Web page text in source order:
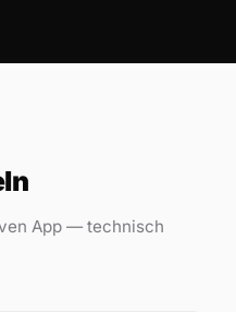
App — technisch